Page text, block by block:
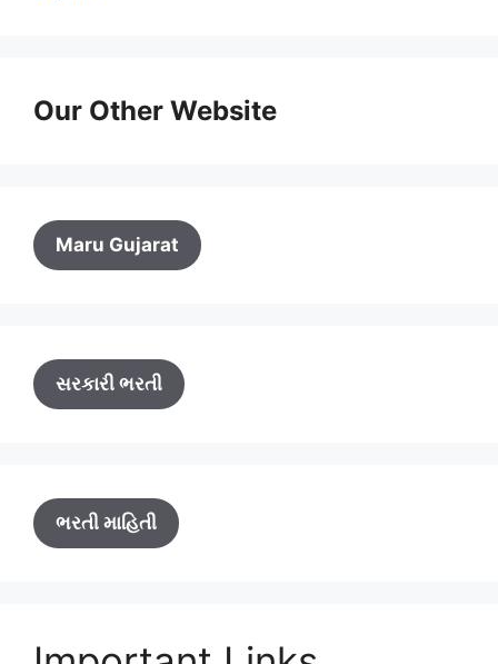
Our Other Website
Maru Gujarat
સરકારી ભરતી
ભરતી માહિતી